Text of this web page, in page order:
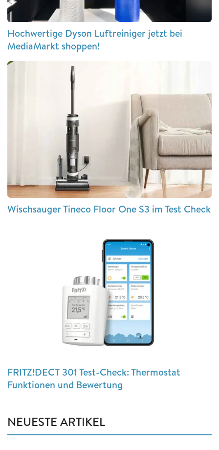
Hochwertige Dyson Luftreiniger jetzt bei
MediaMarkt shoppen!
Wischsauger Tineco Floor One S3 im Test Check
FRITZ!DECT 301 Test-Check: Thermostat
Funktionen und Bewertung
NEUESTE ARTIKEL